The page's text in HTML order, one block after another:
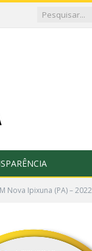
Nova Ipixuna (PA) – 2022